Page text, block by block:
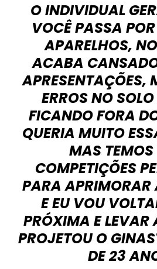
O INDIVIDUAL
VOCÊ PASSA
APARELHOS,
ACABA
APRESENTAÇÕES,
ERROS NO
FICANDO FORA
QUERIA MUITO
MAS
COMPETIÇÕES
PARA
E EU VOU
PRÓXIMA E LEVAR
PROJETOU O
DE 23